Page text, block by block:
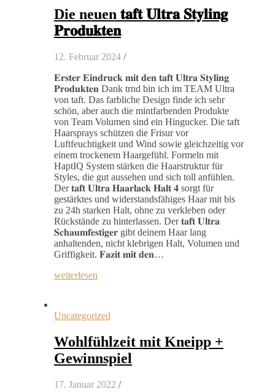
Die neuen 𝐭𝐚𝐟𝐭 𝐔𝐥𝐭𝐫𝐚 𝐒𝐭𝐲𝐥𝐢𝐧𝐠
𝐏𝐫𝐨𝐝𝐮𝐤𝐭𝐞𝐧
12. Februar 2024 /
𝐄𝐫𝐬𝐭𝐞𝐫 𝐄𝐢𝐧𝐝𝐫𝐮𝐜𝐤 𝐦𝐢𝐭 𝐝𝐞𝐧 𝐭𝐚𝐟𝐭 𝐔𝐥𝐭𝐫𝐚 𝐒𝐭𝐲𝐥𝐢𝐧𝐠
𝐏𝐫𝐨𝐝𝐮𝐤𝐭𝐞𝐧 Dank trnd bin ich im TEAM Ultra
von taft. Das farbliche Design finde ich sehr
schön, aber auch die mintfarbenden Produkte
von Team Volumen sind ein Hingucker. Die taft
Haarsprays schützen die Frisur vor
Luftfeuchtigkeit und Wind sowie gleichzeitig vor
einem trockenem Haargefühl. Formeln mit
HaptIQ System stärken die Haarstruktur für
Styles, die gut aussehen und sich toll anfühlen.
Der 𝐭𝐚𝐟𝐭 𝐔𝐥𝐭𝐫𝐚 𝐇𝐚𝐚𝐫𝐥𝐚𝐜𝐤 𝐇𝐚𝐥𝐭 𝟒 sorgt für
gestärktes und widerstandsfähiges Haar mit bis
zu 24h starken Halt, ohne zu verkleben oder
Rückstände zu hinterlassen. Der 𝐭𝐚𝐟𝐭 𝐔𝐥𝐭𝐫𝐚
𝐒𝐜𝐡𝐚𝐮𝐦𝐟𝐞𝐬𝐭𝐢𝐠𝐞𝐫 gibt deinem Haar lang
anhaltenden, nicht klebrigen Halt, Volumen und
Griffigkeit. 𝐅𝐚𝐳𝐢𝐭 𝐦𝐢𝐭 𝐝𝐞𝐧…
weiterlesen
Uncategorized
Wohlfühlzeit mit Kneipp +
Gewinnspiel
17. Januar 2022 /